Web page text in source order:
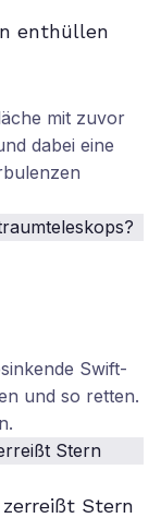
enthüllen
mit zuvor
dabei eine
Swift-
und so retten.
Stern